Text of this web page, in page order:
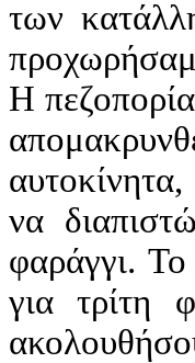
των
Η
να
φαράγγι.
για τρίτη